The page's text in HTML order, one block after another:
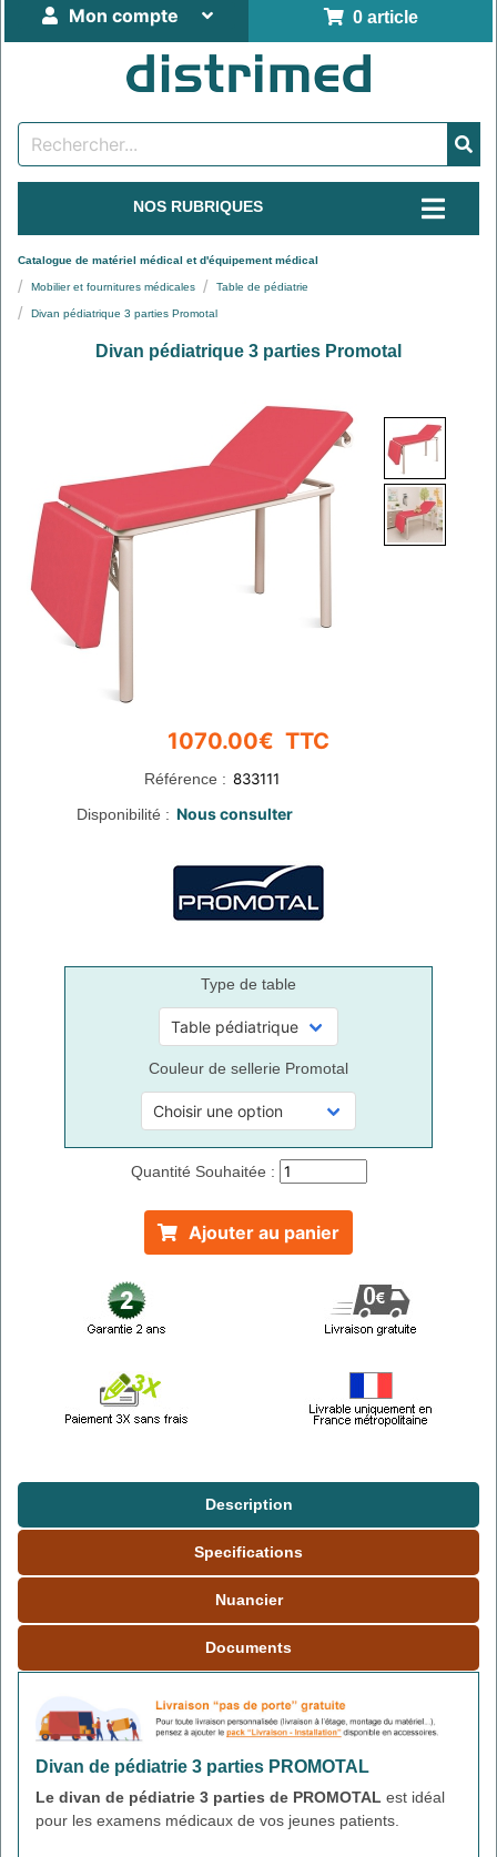
0 article
Mon compte
NOS RUBRIQUES
Catalogue de matériel médical et d'équipement médical
Mobilier et fournitures médicales Table de pédiatrie
Divan pédiatrique 3 parties Promotal
Divan pédiatrique 3 parties Promotal
Référence :
Disponibilité :
Type de table
Couleur de sellerie Promotal
Quantité Souhaitée :
Ajouter au panier
Description
Specifications
Nuancier
Documents
Divan de pédiatrie 3 parties PROMOTAL
Le divan de pédiatrie 3 parties de PROMOTAL est idéal
pour les examens médicaux de vos jeunes patients.